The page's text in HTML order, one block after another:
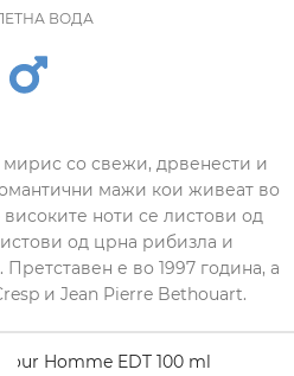
ВОДА
со свежи, дрвенести и
мажи кои живеат во
ноти се листови од
од црна рибизла и
е во 1997 година, а
и Jean Pierre Bethouart.
Pour Homme EDT 100 ml